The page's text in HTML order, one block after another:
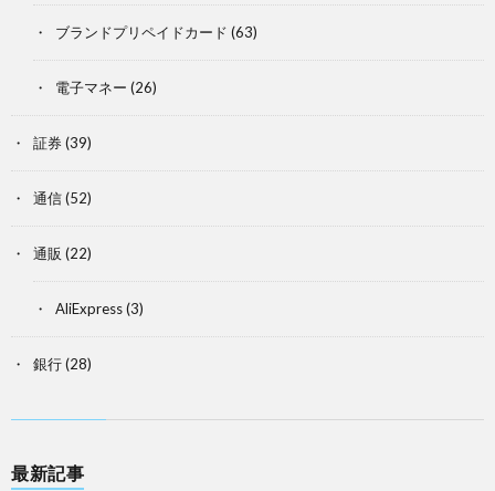
ブランドプリペイドカード (63)
電子マネー (26)
証券(39)
通信(52)
通販 (22)
AliExpress(3)
銀行(28)
最新記事